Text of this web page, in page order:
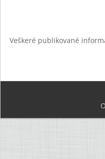
Veškeré publikované